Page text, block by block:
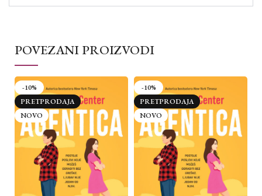
POVEZANI PROIZVODI
-10%
PRETPRODAJA
NOVO
-10%
PRETPRODAJA
NOVO